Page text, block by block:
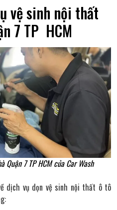
vệ sinh nội thất
7 TP HCM
7 TP HCM của Car Wash
dịch vụ dọn vệ sinh nội thất ô tô